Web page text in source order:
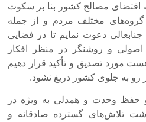
اقتضای مصالح کشور بنا بر سکوت
گروه‌های مختلف مردم و از جمله
دعوت نمایم تا در فضایی
اصولی و روشنگر در منظر افکار
مورد تصدیق و تأکید قرار دهیم
رو به جلوی کشور دریغ نشود.
و حفظ وحدت و همدلی به ویژه در
تلاش‌های گسترده صادقانه و